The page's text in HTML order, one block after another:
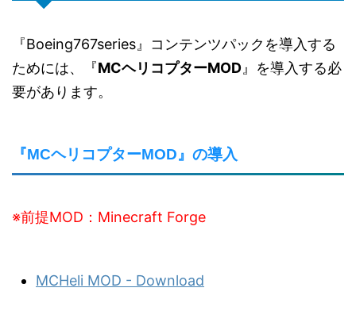
『Boeing767series』コンテンツパックを導入する
ためには、『MCヘリコプターMOD 』を導入する必
要があります。
『MCヘリコプターMOD』の導入
※前提MOD：Minecraft Forge
MCHeli MOD - Download